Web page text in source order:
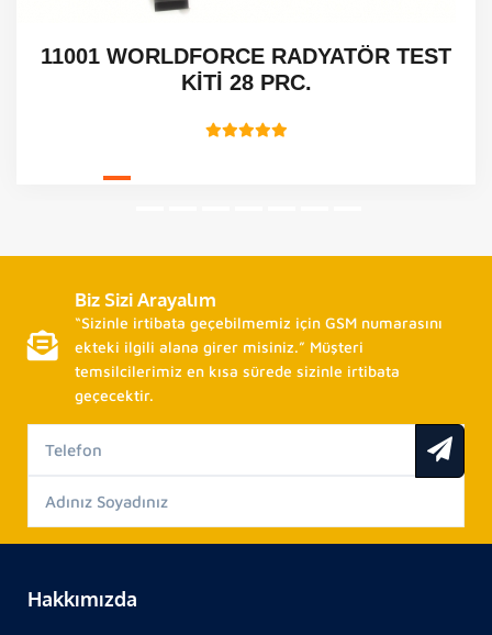
11001 WORLDFORCE RADYATÖR TEST
KİTİ 28 PRC.
Biz Sizi Arayalım
“Sizinle irtibata geçebilmemiz için GSM numarasını
ekteki ilgili alana girer misiniz.” Müşteri
temsilcilerimiz en kısa sürede sizinle irtibata
geçecektir.
Hakkımızda